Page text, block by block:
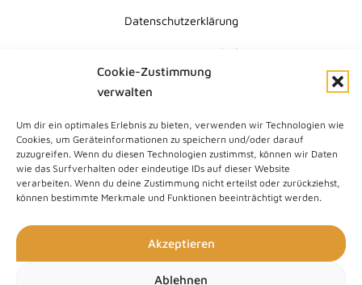
Cookie-Zustimmung
verwalten
Um dir ein optimales Erlebnis zu bieten, verwenden wir Technologien wie
Cookies, um Geräteinformationen zu speichern und/oder darauf
zuzugreifen. Wenn du diesen Technologien zustimmst, können wir Daten
wie das Surfverhalten oder eindeutige IDs auf dieser Website
verarbeiten. Wenn du deine Zustimmung nicht erteilst oder zurückziehst,
können bestimmte Merkmale und Funktionen beeinträchtigt werden.
Akzeptieren
Ablehnen
Datenschutzerklärung
Erklärung zur Barrierefreiheit
Cookie-Richtlinie (EU)
Search
Submit